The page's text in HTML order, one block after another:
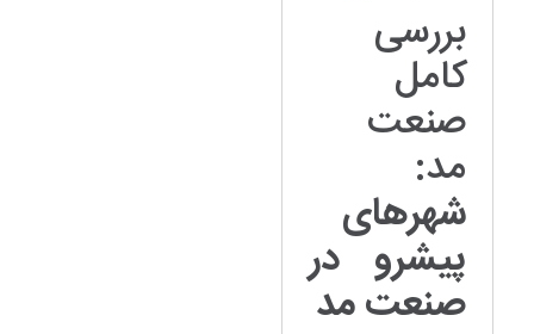
بررسی
کامل
صنعت
مد:
شهرهای
پیشرو در
صنعت مد